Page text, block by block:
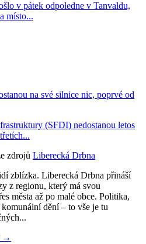
v pátek odpoledne v Tanvaldu,
místo...
na své silnice nic, poprvé od
(SFDI) nedostanou letos
zdrojů Liberecká Drbna
zblízka. Liberecká Drbna přináší
z regionu, který má svou
města až po malé obce. Politika,
dění – to vše je tu
→